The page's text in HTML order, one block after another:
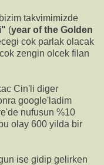
takvimimizde
(year of the Golden
cok parlak olacak
zengin olcek filan
Cin'li diger
google'ladim
nufusun %10
olay 600 yilda bir
ise gidip gelirken